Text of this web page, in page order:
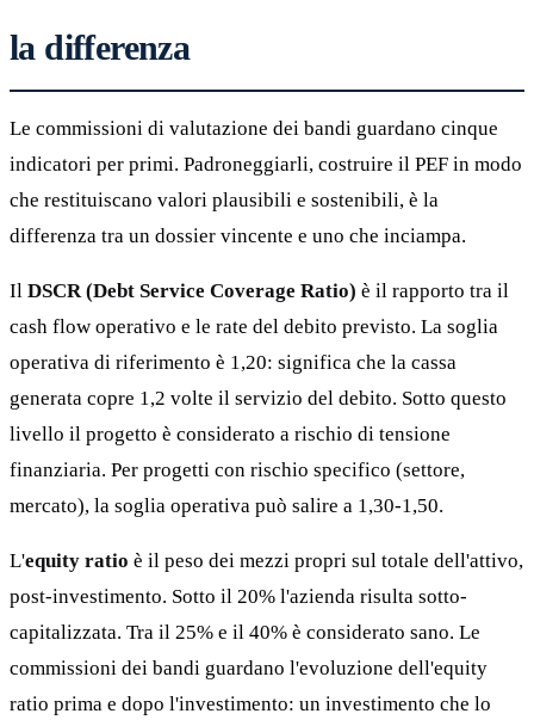
la differenza
Le commissioni di valutazione dei bandi guardano cinque
indicatori per primi. Padroneggiarli, costruire il PEF in modo
che restituiscano valori plausibili e sostenibili, è la
differenza tra un dossier vincente e uno che inciampa.
Il DSCR (Debt Service Coverage Ratio) è il rapporto tra il
cash flow operativo e le rate del debito previsto. La soglia
operativa di riferimento è 1,20: significa che la cassa
generata copre 1,2 volte il servizio del debito. Sotto questo
livello il progetto è considerato a rischio di tensione
finanziaria. Per progetti con rischio specifico (settore,
mercato), la soglia operativa può salire a 1,30-1,50.
L'equity ratio è il peso dei mezzi propri sul totale dell'attivo,
post-investimento. Sotto il 20% l'azienda risulta sotto-
capitalizzata. Tra il 25% e il 40% è considerato sano. Le
commissioni dei bandi guardano l'evoluzione dell'equity
ratio prima e dopo l'investimento: un investimento che lo